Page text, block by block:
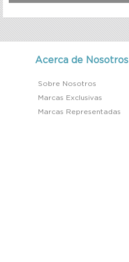
Acerca de Nosotros
Sobre Nosotros
Marcas Exclusivas
Marcas Representadas